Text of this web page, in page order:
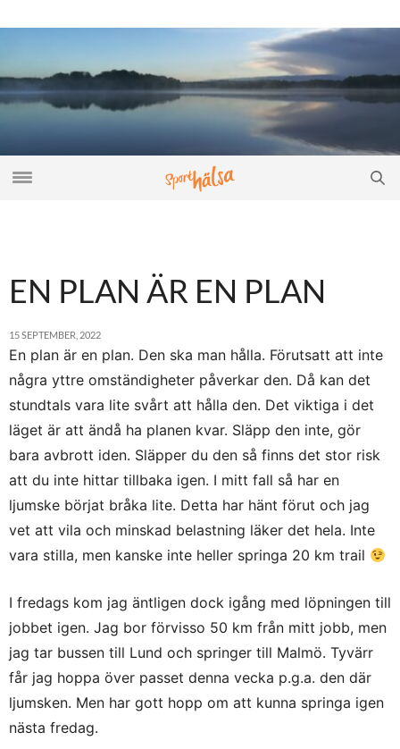
EN PLAN ÄR EN PLAN
15 SEPTEMBER, 2022
En plan är en plan. Den ska man hålla. Förutsatt att inte
några yttre omständigheter påverkar den. Då kan det
stundtals vara lite svårt att hålla den. Det viktiga i det
läget är att ändå ha planen kvar. Släpp den inte, gör
bara avbrott iden. Släpper du den så finns det stor risk
att du inte hittar tillbaka igen. I mitt fall så har en
ljumske börjat bråka lite. Detta har hänt förut och jag
vet att vila och minskad belastning läker det hela. Inte
vara stilla, men kanske inte heller springa 20 km trail
I fredags kom jag äntligen dock igång med löpningen till
jobbet igen. Jag bor förvisso 50 km från mitt jobb, men
jag tar bussen till Lund och springer till Malmö. Tyvärr
får jag hoppa över passet denna vecka p.g.a. den där
ljumsken. Men har gott hopp om att kunna springa igen
nästa fredag.